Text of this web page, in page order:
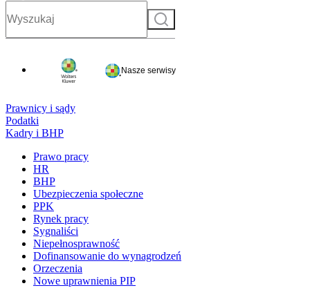
Szukaj
Nasze serwisy
Prawnicy i sądy
Podatki
Kadry i BHP
Prawo pracy
HR
BHP
Ubezpieczenia społeczne
PPK
Rynek pracy
Sygnaliści
Niepełnosprawność
Dofinansowanie do wynagrodzeń
Orzeczenia
Nowe uprawnienia PIP